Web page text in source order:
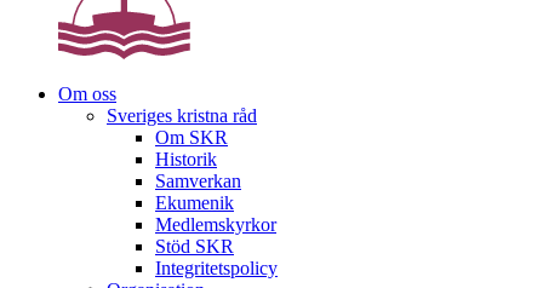
Om oss
Sveriges kristna råd
Om SKR
Historik
Samverkan
Ekumenik
Medlemskyrkor
Stöd SKR
Integritetspolicy